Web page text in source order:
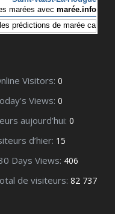
Visitors: 0
Views: 0
aujourd’hui: 0
d’hier: 15
Days Views: 406
de visiteurs: 82 737